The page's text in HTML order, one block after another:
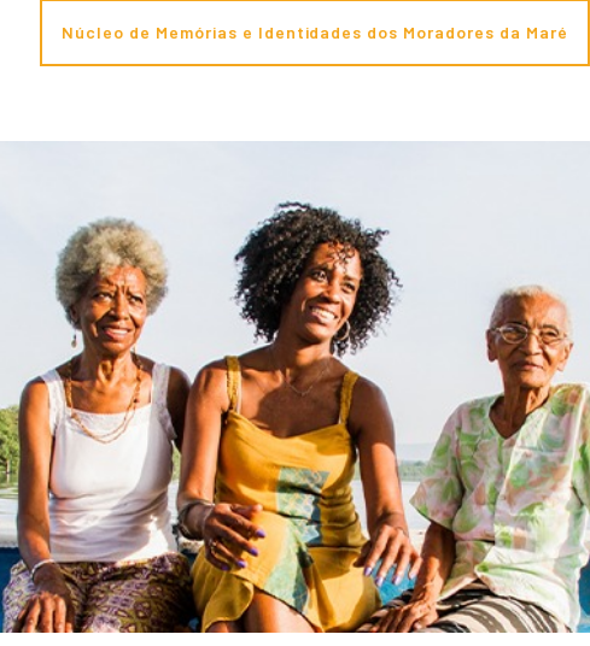
Núcleo de Memórias e Identidades dos Moradores da Maré